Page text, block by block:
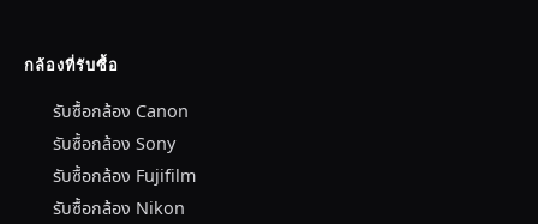
กล้องที่รับซื้อ
รับซื้อกล้อง Canon
รับซื้อกล้อง Sony
รับซื้อกล้อง Fujifilm
รับซื้อกล้อง Nikon